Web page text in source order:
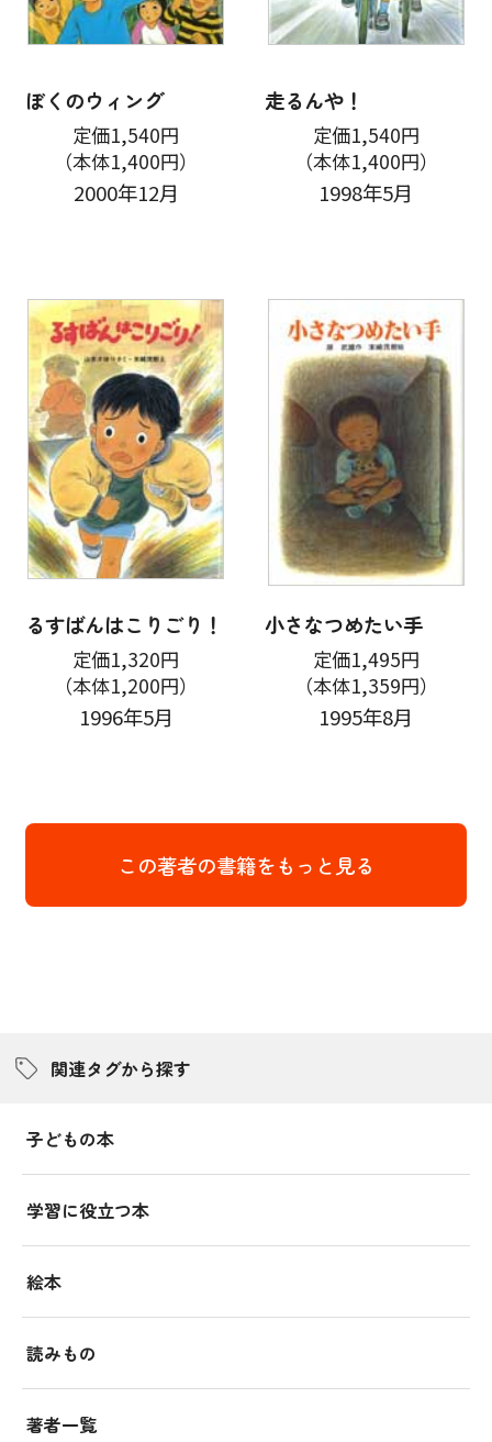
ぼくのウィング
定価1,540円
（本体1,400円）
2000年12月
走るんや！
定価1,540円
（本体1,400円）
1998年5月
るすばんはこりごり！
定価1,320円
（本体1,200円）
1996年5月
小さなつめたい手
定価1,495円
（本体1,359円）
1995年8月
この著者の書籍をもっと見る
関連タグから探す
子どもの本
学習に役立つ本
絵本
読みもの
著者一覧